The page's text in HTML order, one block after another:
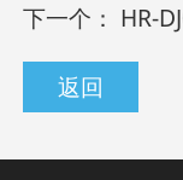
下一个： HR-
返回